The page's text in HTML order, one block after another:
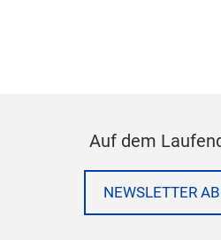
Auf dem
NEWSLETTER